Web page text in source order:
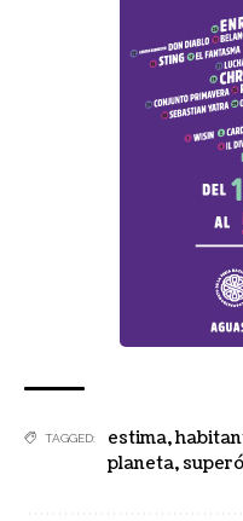
TAGGED: estima,
planeta, superó